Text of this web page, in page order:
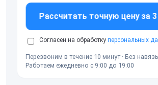
Рассчитать точную цену за
Согласен на обработку персональных
Перезвоним в течение 10 минут · Без
Работаем ежедневно с 9:00 до 19:00